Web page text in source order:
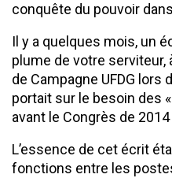
conquête du pouvoir
Il y a quelques mois, un
plume de votre serviteur,
de Campagne UFDG lors
portait sur le besoin des «
avant le Congrès de 2014
L’essence de cet écrit
fonctions entre les